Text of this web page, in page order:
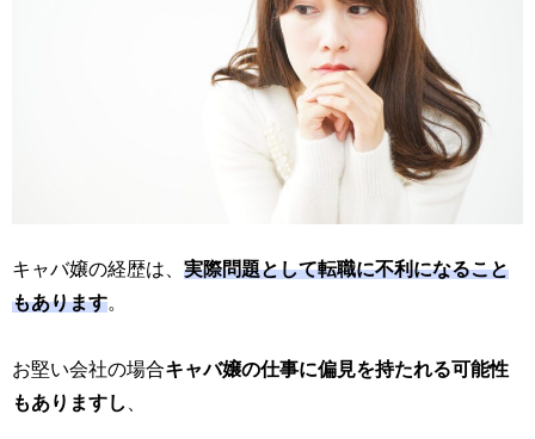
キャバ嬢の経歴は、 実際問題として転職に不利になること
もあります。
お堅い会社の場合キャバ嬢の仕事に偏見を持たれる可能性
もありますし